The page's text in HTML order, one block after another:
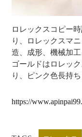
ロレックスコピー
り、ロレックスマ
造、成形、機械加
ゴールドはロレッ
り、ピンク色長持ち
https://